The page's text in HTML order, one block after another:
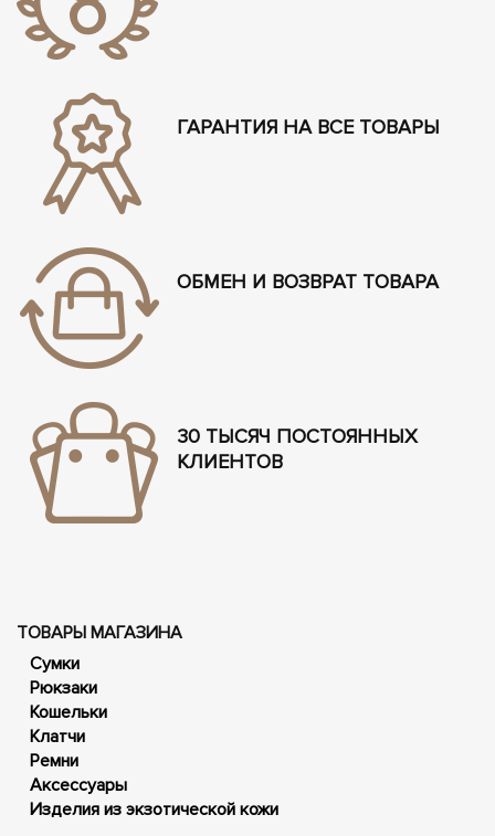
ГАРАНТИЯ НА ВСЕ ТОВАРЫ
ОБМЕН И ВОЗВРАТ ТОВАРА
30 ТЫСЯЧ ПОСТОЯННЫХ
КЛИЕНТОВ
ТОВАРЫ МАГАЗИНА
Сумки
Рюкзаки
Кошельки
Клатчи
Ремни
Аксессуары
Изделия из экзотической кожи